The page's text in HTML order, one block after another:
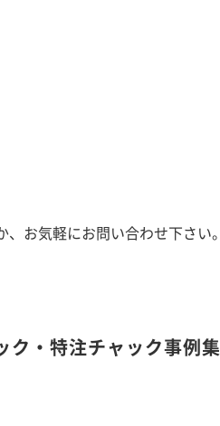
お気軽にお問い合わせ下さい。
ク・特注チャック事例集